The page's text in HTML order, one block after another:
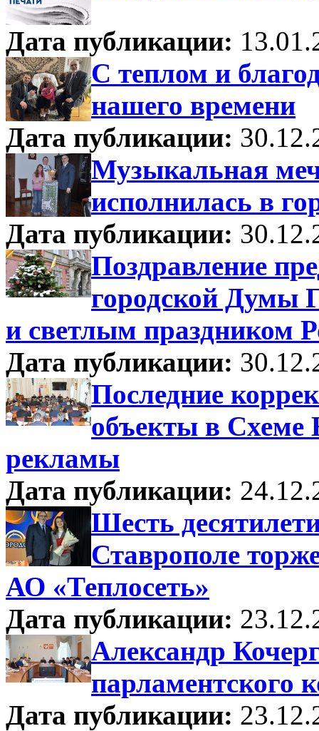
Дата публикации:
С теплом и
нашего времени
Дата публикации:
Музыкальная
исполнилась в
Дата публикации:
Поздравление
городской Думы
и светлым праздником
Дата публикации:
Последние
объекты в
рекламы
Дата публикации:
Шесть
Ставрополе
АО «Теплосеть»
Дата публикации:
Александр
парламентского
Дата публикации: